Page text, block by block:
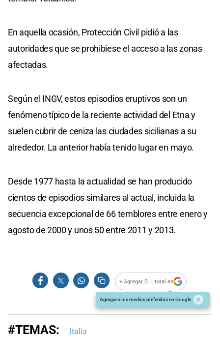
En aquella ocasión, Protección Civil pidió a las
autoridades que se prohibiese el acceso a las zonas
afectadas.
Según el INGV, estos episodios eruptivos son un
fenómeno típico de la reciente actividad del Etna y
suelen cubrir de ceniza las ciudades sicilianas a su
alrededor. La anterior había tenido lugar en mayo.
Desde 1977 hasta la actualidad se han producido
cientos de episodios similares al actual, incluida la
secuencia excepcional de 66 temblores entre enero y
agosto de 2000 y unos 50 entre 2011 y 2013.
+ Agregar El Litoral en
Agregar a tus medios preferidos en Google
#TEMAS: Italia